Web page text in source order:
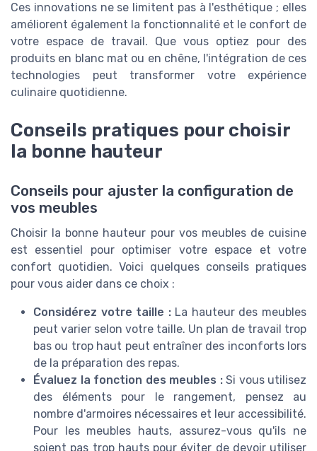
Ces innovations ne se limitent pas à l'esthétique ; elles
améliorent également la fonctionnalité et le confort de
votre espace de travail. Que vous optiez pour des
produits en blanc mat ou en chêne, l'intégration de ces
technologies peut transformer votre expérience
culinaire quotidienne.
Conseils pratiques pour choisir
la bonne hauteur
Conseils pour ajuster la configuration de
vos meubles
Choisir la bonne hauteur pour vos meubles de cuisine
est essentiel pour optimiser votre espace et votre
confort quotidien. Voici quelques conseils pratiques
pour vous aider dans ce choix :
Considérez votre taille :La hauteur des meubles
peut varier selon votre taille. Un plan de travail trop
bas ou trop haut peut entraîner des inconforts lors
de la préparation des repas.
Évaluez la fonction des meubles :Si vous utilisez
des éléments pour le rangement, pensez au
nombre d'armoires nécessaires et leur accessibilité.
Pour les meubles hauts, assurez-vous qu'ils ne
soient pas trop hauts pour éviter de devoir utiliser